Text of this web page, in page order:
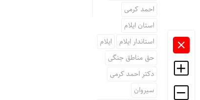
احمد کرمی
استان ایلام
استاندار ایلام
ایلام
حق مناطق جنگی
دکتر احمد کرمی
سیروان